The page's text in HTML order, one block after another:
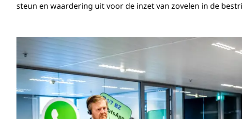
steun en waardering uit voor de inzet van zovelen in de